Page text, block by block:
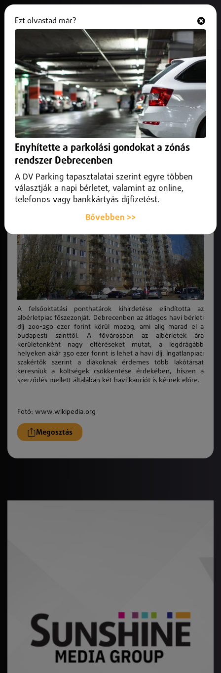
200-250 ezer forint az albérlet ára
Debrecenben
2025. július 24.Magyarország
A felsőoktatási ponthatárok kihirdetése elindította az
A felsőoktatási ponthatárok kihirdetése elindította az
albérletpiac főszezonját. Debrecenben az átlagos havi bérleti
díj 200-250 ezer forint körül mozog, ami alig marad el a
budapesti szinttől. A fővárosban az albérletek ára
kerületenként nagy eltéréseket mutat, a legdrágább
helyeken akár 350 ezer forint is lehet a havi díj. Ingatlanpiaci
szakértők szerint a diákoknak érdemes több lakótársat
keresniük a költségek csökkentése érdekében, hiszen a
szerződés mellett általában két havi kauciót is kérnek előre.
Fotó: www.wikipedia.org
Megosztás
Ezt olvastad már?
Enyhítette a parkolási gondokat a zónás
rendszer Debrecenben
A DV Parking tapasztalatai szerint egyre többen
választják a napi bérletet, valamint az online,
telefonos vagy bankkártyás díjfizetést.
Bővebben >>